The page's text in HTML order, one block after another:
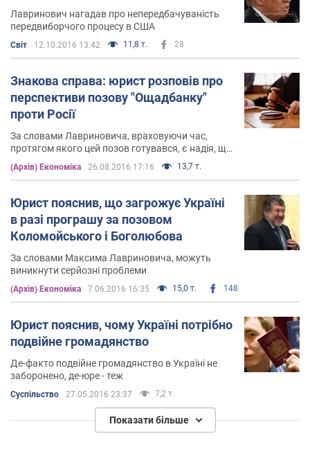
Лавринович нагадав про непередбачуваність
передвиборчого процесу в США
Світ 12.10.2016 13:42 11,8 т. 28
Знакова справа: юрист розповів про
перспективи позову "Ощадбанку"
проти Росії
За словами Лавриновича, враховуючи час,
протягом якого цей позов готувався, є надія, що
він підготовлений більш професійно, ніж інші
(Архів) Економіка 26.08.2016 17:16 13,7 т.
Юрист пояснив, що загрожує Україні
в разі програшу за позовом
Коломойського і Боголюбова
За словами Максима Лавриновича, можуть
виникнути серйозні проблеми
(Архів) Економіка 7.06.2016 16:35 15,0 т. 148
Юрист пояснив, чому Україні потрібно
подвійне громадянство
Де-факто подвійне громадянство в Україні не
заборонено, де-юре - теж
Суспільство 27.05.2016 23:37 7,2 т.
Показати більше